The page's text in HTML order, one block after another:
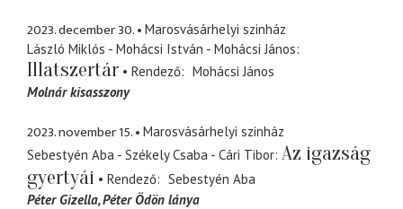
2023. december 30.
Marosvásárhelyi szinház
László Miklós - Mohácsi István - Mohácsi János
Illatszertár Rendező
Mohácsi János
Molnár kisasszony
2023. november 15.
Marosvásárhelyi szinház
Sebestyén Aba - Székely Csaba - Cári Tibor Az igazság
gyertyái
Rendező
Sebestyén Aba
Péter Gizella Péter Ödön lánya